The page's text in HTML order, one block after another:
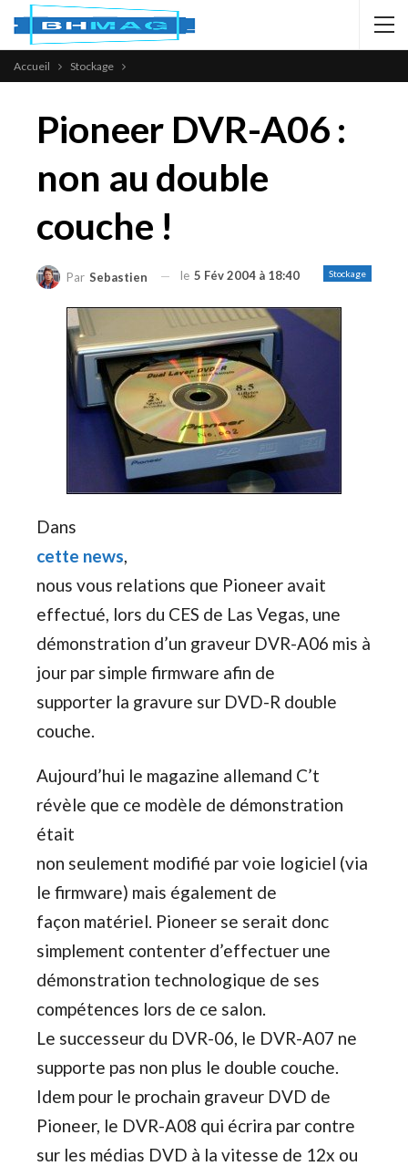
Accueil Stockage
Pioneer DVR-A06 :
non au double
couche !
Stockage
Par Sebastien le 5 Fév 2004 à 18:40
Dans
cette news,
nous vous relations que Pioneer avait
effectué, lors du CES de Las Vegas, une
démonstration d’un graveur DVR-A06 mis à
jour par simple firmware afin de
supporter la gravure sur DVD-R double
couche.
Aujourd’hui le magazine allemand C’t
révèle que ce modèle de démonstration
était
non seulement modifié par voie logiciel (via
le firmware) mais également de
façon matériel. Pioneer se serait donc
simplement contenter d’effectuer une
démonstration technologique de ses
compétences lors de ce salon.
Le successeur du DVR-06, le DVR-A07 ne
supporte pas non plus le double couche.
Idem pour le prochain graveur DVD de
Pioneer, le DVR-A08 qui écrira par contre
sur les médias DVD à la vitesse de 12x ou